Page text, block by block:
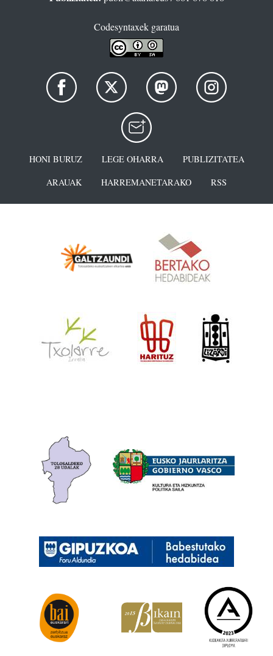
Codesyntaxek garatua
HONI BURUZ LEGE OHARRA
PUBLIZITATEA
ARAUAK
HARREMANETARAKO RSS